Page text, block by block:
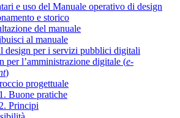
e uso del Manuale operativo di design
e storico
del manuale
al manuale
design per i servizi pubblici digitali
per l’amministrazione digitale (e-
)
progettuale
Buone pratiche
Principi